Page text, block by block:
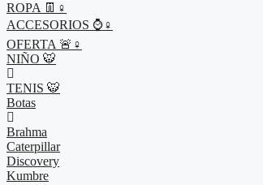
ROPA 👖♀
ACCESORIOS ⌚♀
OFERTA 🚨♀
NIÑO 🐯
TENIS 🐯
Botas
Brahma
Caterpillar
Discovery
Kumbre